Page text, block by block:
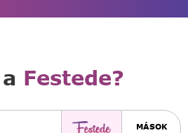
Festede?
MÁSOK